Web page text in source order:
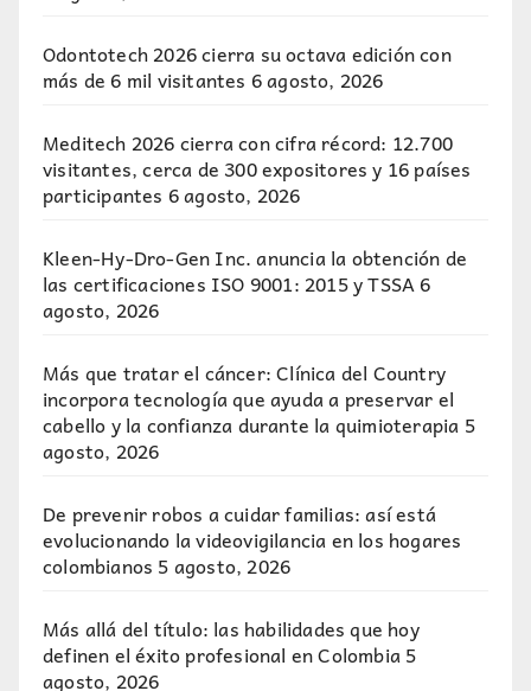
Odontotech 2026 cierra su octava edición con
más de 6 mil visitantes 6 agosto, 2026
Meditech 2026 cierra con cifra récord: 12.700
visitantes, cerca de 300 expositores y 16 países
participantes 6 agosto, 2026
Kleen-Hy-Dro-Gen Inc. anuncia la obtención de
las certificaciones ISO 9001: 2015 y TSSA6
agosto, 2026
Más que tratar el cáncer: Clínica del Country
incorpora tecnología que ayuda a preservar el
cabello y la confianza durante la quimioterapia 5
agosto, 2026
De prevenir robos a cuidar familias: así está
evolucionando la videovigilancia en los hogares
colombianos 5 agosto, 2026
Más allá del título: las habilidades que hoy
definen el éxito profesional en Colombia5
agosto, 2026